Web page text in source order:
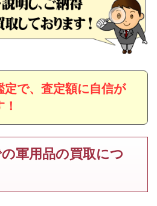
定で、査定額に自信が
軍用品の買取につ